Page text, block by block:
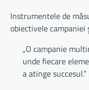
Instrumentele de
obiectivele
„O campanie
unde fiecare
a atinge succesul.”